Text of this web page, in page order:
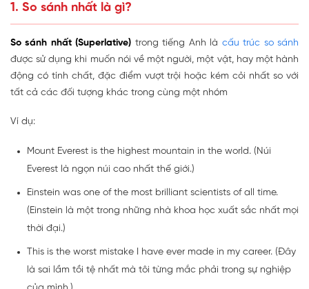
1. So sánh nhất là gì?
So sánh nhất (Superlative) trong tiếng Anh là cấu trúc so sánh
được sử dụng khi muốn nói về một người, một vật, hay một hành
động có tính chất, đặc điểm vượt trội hoặc kém cỏi nhất so với
tất cả các đối tượng khác trong cùng một nhóm
Ví dụ:
Mount Everest is the highest mountain in the world. (Núi
Everest là ngọn núi cao nhất thế giới.)
Einstein was one of the most brilliant scientists of all time.
(Einstein là một trong những nhà khoa học xuất sắc nhất mọi
thời đại.)
This is the worst mistake I have ever made in my career. (Đây
là sai lầm tồi tệ nhất mà tôi từng mắc phải trong sự nghiệp